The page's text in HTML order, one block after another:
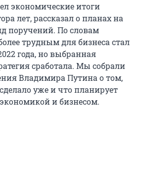
экономические итоги
лет, рассказал о планах на
поручений. По словам
трудным для бизнеса стал
года, но выбранная
сработала. Мы собрали
Владимира Путина о том,
уже и что планирует
и бизнесом.